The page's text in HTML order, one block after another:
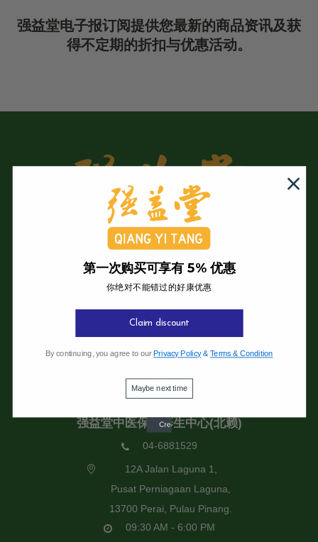
强益堂电子报订阅提供您最新的商品资讯及获
得不定期的折扣与优惠活动。
强益堂全息中医诊所
强益堂全息中医诊所(槟岛)
04-2832108
11600 Pulau Pinang.
09:30 AM - 6:00 PM
强益堂中医保健养生中心(北赖)
04-6881529
12A Jalan Laguna 1,
Pusat Perniagaan Laguna,
13700 Perai, Pulau Pinang.
09:30 AM - 6:00 PM
第一次购买可享有 5% 优惠
你绝对不能错过的好康优惠
Claim discount
By continuing, you agree to our Privacy Policy&Terms & Condition
Maybe next time